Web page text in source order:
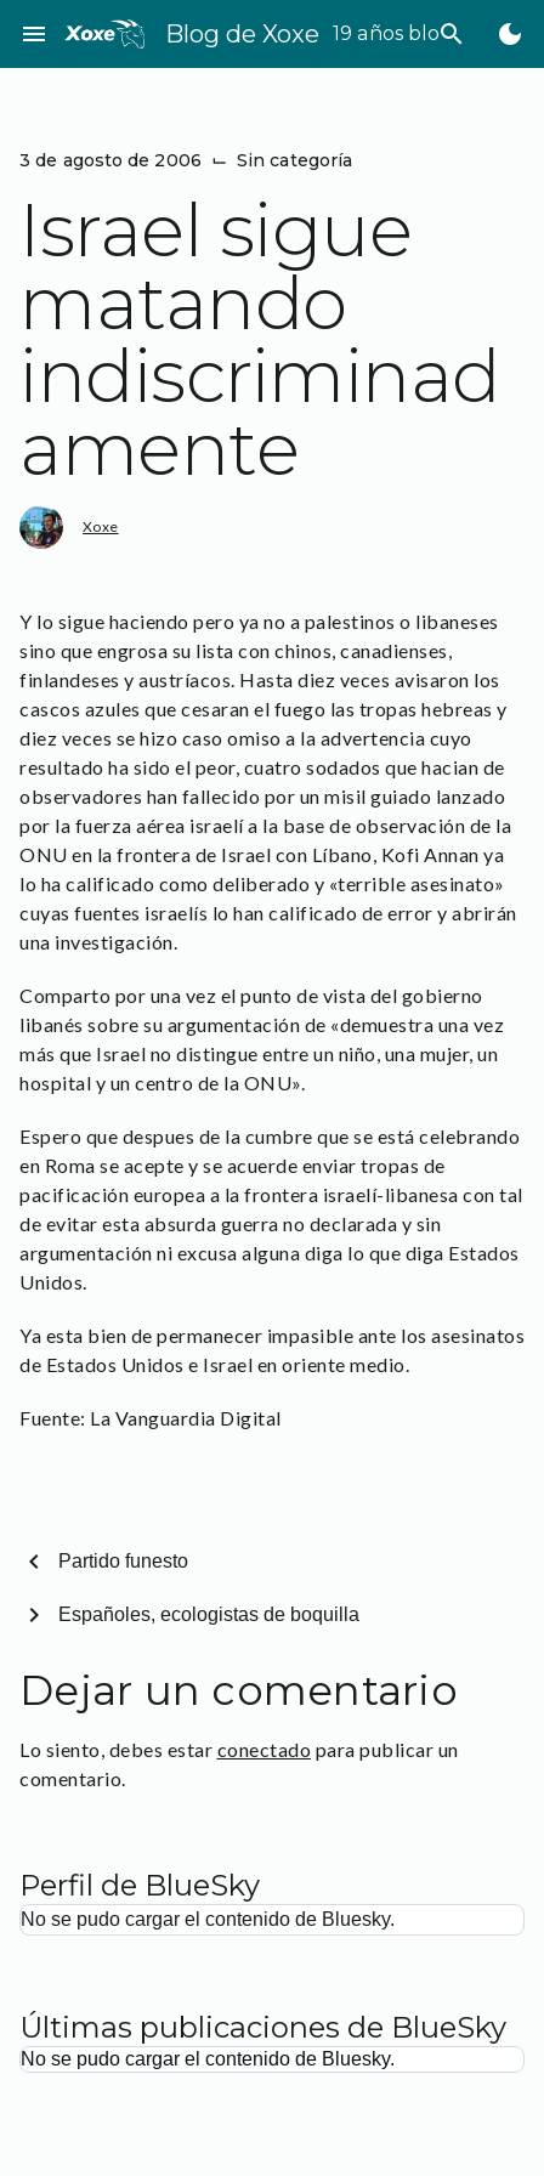
contenido
menu Blog de Xoxe 19 años bloggeando
search dark_mode
3 de agosto de 2006 ⌙ Sin categoría
Israel sigue
matando
indiscriminad
amente
Xoxe
Y lo sigue haciendo pero ya no a palestinos o libaneses
sino que engrosa su lista con chinos, canadienses,
finlandeses y austríacos. Hasta diez veces avisaron los
cascos azules que cesaran el fuego las tropas hebreas y
diez veces se hizo caso omiso a la advertencia cuyo
resultado ha sido el peor, cuatro sodados que hacian de
observadores han fallecido por un misil guiado lanzado
por la fuerza aérea israelí a la base de observación de la
ONU en la frontera de Israel con Líbano, Kofi Annan ya
lo ha calificado como deliberado y «terrible asesinato»
cuyas fuentes israelís lo han calificado de error y abrirán
una investigación.
Comparto por una vez el punto de vista del gobierno
libanés sobre su argumentación de «demuestra una vez
más que Israel no distingue entre un niño, una mujer, un
hospital y un centro de la ONU».
Espero que despues de la cumbre que se está celebrando
en Roma se acepte y se acuerde enviar tropas de
pacificación europea a la frontera israelí-libanesa con tal
de evitar esta absurda guerra no declarada y sin
argumentación ni excusa alguna diga lo que diga Estados
Unidos.
Ya esta bien de permanecer impasible ante los asesinatos
de Estados Unidos e Israel en oriente medio.
Fuente: La Vanguardia Digital
chevron_left Partido funesto
Españoles, ecologistas de boquilla
chevron_right
Dejar un comentario
Lo siento, debes estar conectado para publicar un
comentario.
Perfil de BlueSky
No se pudo cargar el contenido de Bluesky.
Últimas publicaciones de BlueSky
No se pudo cargar el contenido de Bluesky.